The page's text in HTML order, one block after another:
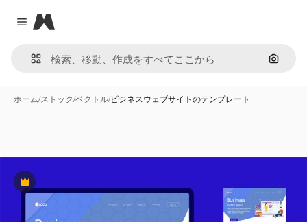
Close menu
Magnific
画像で
ホーム/ストック/ベクトル/ビジネスウェブサイトのテンプレート
Premium